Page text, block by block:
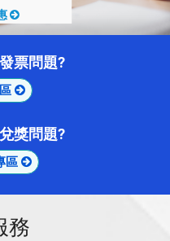
票問題?
獎問題?
區
務